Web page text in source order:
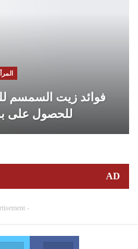
فوائد زيت السمسم
للحصول على
AD
-